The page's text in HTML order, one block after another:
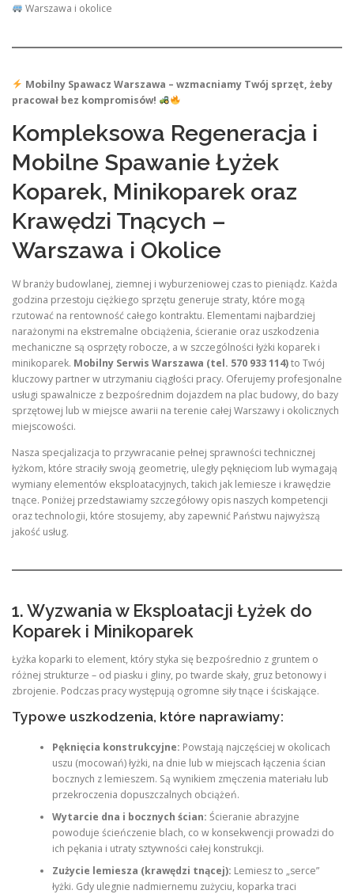
Warszawa i okolice
Mobilny Spawacz Warszawa – wzmacniamy Twój sprzęt, żeby
pracował bez kompromisów!
Kompleksowa Regeneracja i
Mobilne Spawanie Łyżek
Koparek, Minikoparek oraz
Krawędzi Tnących –
Warszawa i Okolice
W branży budowlanej, ziemnej i wyburzeniowej czas to pieniądz. Każda
godzina przestoju ciężkiego sprzętu generuje straty, które mogą
rzutować na rentowność całego kontraktu. Elementami najbardziej
narażonymi na ekstremalne obciążenia, ścieranie oraz uszkodzenia
mechaniczne są osprzęty robocze, a w szczególności łyżki koparek i
minikoparek. Mobilny Serwis Warszawa (tel. 570 933 114)to Twój
kluczowy partner w utrzymaniu ciągłości pracy. Oferujemy profesjonalne
usługi spawalnicze z bezpośrednim dojazdem na plac budowy, do bazy
sprzętowej lub w miejsce awarii na terenie całej Warszawy i okolicznych
miejscowości.
Nasza specjalizacja to przywracanie pełnej sprawności technicznej
łyżkom, które straciły swoją geometrię, uległy pęknięciom lub wymagają
wymiany elementów eksploatacyjnych, takich jak lemiesze i krawędzie
tnące. Poniżej przedstawiamy szczegółowy opis naszych kompetencji
oraz technologii, które stosujemy, aby zapewnić Państwu najwyższą
jakość usług.
1. Wyzwania w Eksploatacji Łyżek do
Koparek i Minikoparek
Łyżka koparki to element, który styka się bezpośrednio z gruntem o
różnej strukturze – od piasku i gliny, po twarde skały, gruz betonowy i
zbrojenie. Podczas pracy występują ogromne siły tnące i ściskające.
Typowe uszkodzenia, które naprawiamy:
Pęknięcia konstrukcyjne: Powstają najczęściej w okolicach
uszu (mocowań) łyżki, na dnie lub w miejscach łączenia ścian
bocznych z lemieszem. Są wynikiem zmęczenia materiału lub
przekroczenia dopuszczalnych obciążeń.
Wytarcie dna i bocznych ścian: Ścieranie abrazyjne
powoduje ścieńczenie blach, co w konsekwencji prowadzi do
ich pękania i utraty sztywności całej konstrukcji.
Zużycie lemiesza (krawędzi tnącej): Lemiesz to „serce”
łyżki. Gdy ulegnie nadmiernemu zużyciu, koparka traci